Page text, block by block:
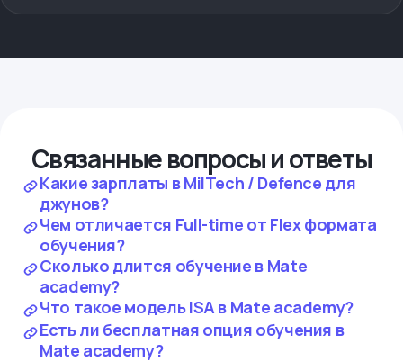
Связанные вопросы и ответы
Какие зарплаты в MilTech / Defence для
джунов?
Чем отличается Full-time от Flex формата
обучения?
Сколько длится обучение в Mate
academy?
Что такое модель ISA в Mate academy?
Есть ли бесплатная опция обучения в
Mate academy?